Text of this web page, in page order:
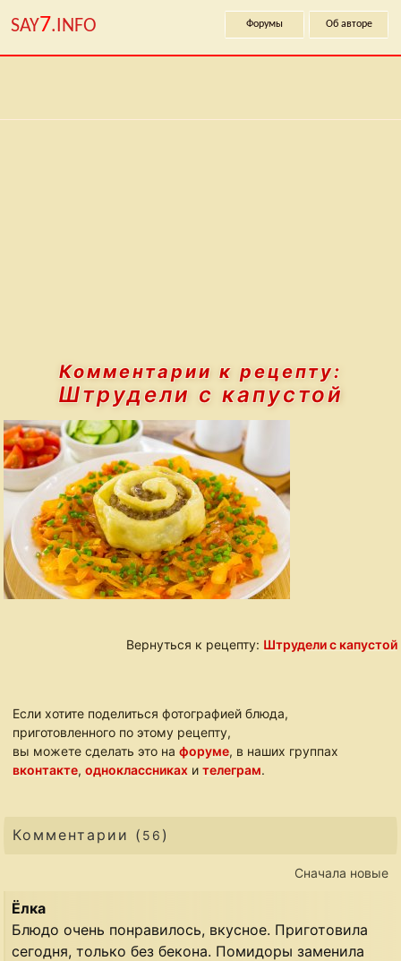
SAY7.INFO Форумы Об авторе
Комментарии к рецепту:
Штрудели с капустой
Вернуться к рецепту: Штрудели с капустой
Если хотите поделиться фотографией блюда,
приготовленного по этому рецепту,
вы можете сделать это нафоруме, в наших группах
вконтакте,одноклассниках ителеграм.
Комментарии ( 56 )
Сначала новые
Ёлка
Блюдо очень понравилось, вкусное. Приготовила
сегодня, только без бекона. Помидоры заменила